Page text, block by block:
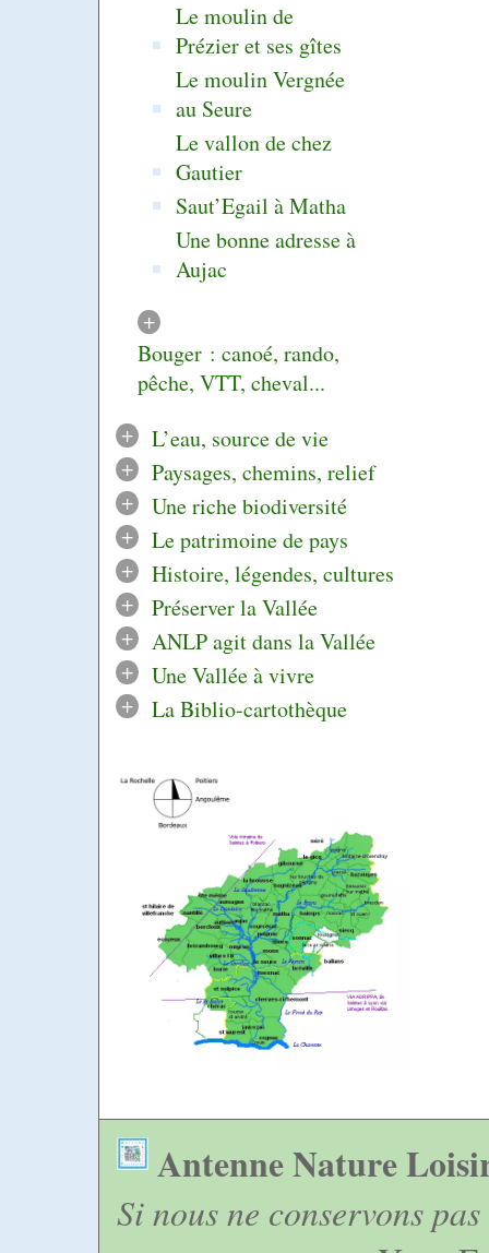
Le moulin de
Prézier et ses gîtes
Le moulin Vergnée
au Seure
Le vallon de chez
Gautier
Saut’Egail à Matha
Une bonne adresse à
Aujac
+
Bouger : canoé, rando,
pêche, VTT, cheval...
+
L’eau, source de vie
+
Paysages, chemins, relief
+
Une riche biodiversité
+
Le patrimoine de pays
+
Histoire, légendes, cultures
+
Préserver la Vallée
+
ANLP agit dans la Vallée
+
Une Vallée à vivre
+
La Biblio-cartothèque
Antenne Nature
Si nous ne conservons